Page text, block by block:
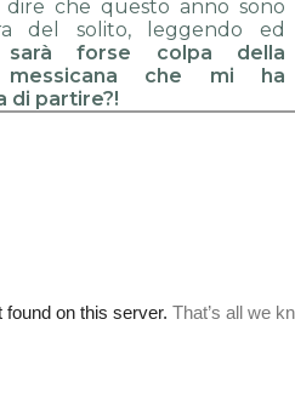
che questo anno sono
del solito, leggendo ed
sarà forse colpa della
messicana che mi ha
di partire?!